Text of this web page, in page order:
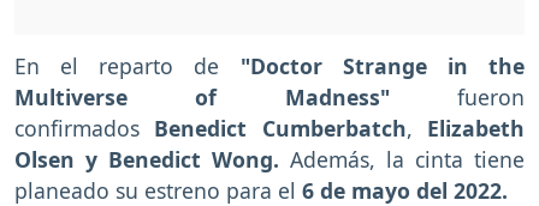
En el reparto de "Doctor Strange in the
Multiverse of Madness" fueron
confirmados Benedict Cumberbatch, Elizabeth
Olsen y Benedict Wong. Además, la cinta tiene
planeado su estreno para el 6 de mayo del 2022.